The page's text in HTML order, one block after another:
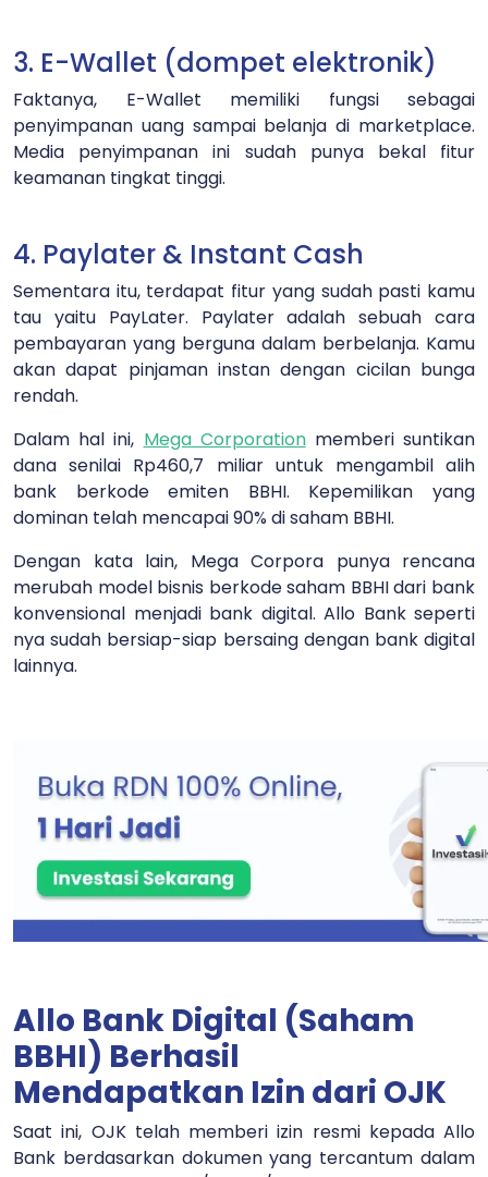
3. E-Wallet (dompet elektronik)
Faktanya, E-Wallet memiliki fungsi sebagai
penyimpanan uang sampai belanja di marketplace.
Media penyimpanan ini sudah punya bekal fitur
keamanan tingkat tinggi.
4. Paylater & Instant Cash
Sementara itu, terdapat fitur yang sudah pasti kamu
tau yaitu PayLater. Paylater adalah sebuah cara
pembayaran yang berguna dalam berbelanja. Kamu
akan dapat pinjaman instan dengan cicilan bunga
rendah.
Dalam hal ini, Mega Corporationmemberi suntikan
dana senilai Rp460,7 miliar untuk mengambil alih
bank berkode emiten BBHI. Kepemilikan yang
dominan telah mencapai 90% di saham BBHI.
Dengan kata lain, Mega Corpora punya rencana
merubah model bisnis berkode saham BBHI dari bank
konvensional menjadi bank digital. Allo Bank seperti
nya sudah bersiap-siap bersaing dengan bank digital
lainnya.
Allo Bank Digital (Saham
BBHI) Berhasil
Mendapatkan Izin dari OJK
Saat ini, OJK telah memberi izin resmi kepada Allo
Bank berdasarkan dokumen yang tercantum dalam